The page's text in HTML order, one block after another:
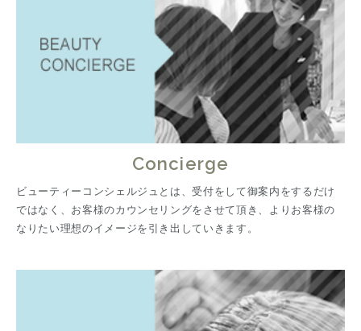
Concierge
ビューティーコンシェルジュとは、受付をして御案内をするだけ
ではなく、お客様のカウンセリングをさせて頂き、よりお客様の
なりたい理想のイメージを引き出していきます。